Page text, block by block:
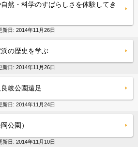
然・科学のすばらしさを体験してき
新日: 2014年11月26日
の歴史を学ぶ
新日: 2014年11月26日
岐公園遠足
新日: 2014年11月24日
公園）
新日: 2014年11月10日